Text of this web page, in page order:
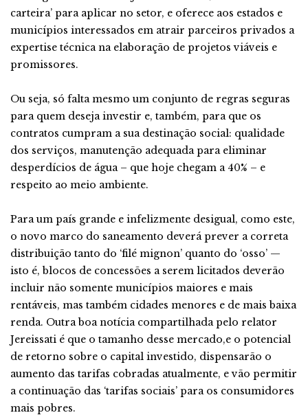
carteira’ para aplicar no setor, e oferece aos estados e
municípios interessados em atrair parceiros privados a
expertise técnica na elaboração de projetos viáveis e
promissores.
Ou seja, só falta mesmo um conjunto de regras seguras
para quem deseja investir e, também, para que os
contratos cumpram a sua destinação social: qualidade
dos serviços, manutenção adequada para eliminar
desperdícios de água – que hoje chegam a 40% – e
respeito ao meio ambiente.
Para um país grande e infelizmente desigual, como este,
o novo marco do saneamento deverá prever a correta
distribuição tanto do ‘filé mignon’ quanto do ‘osso’ —
isto é, blocos de concessões a serem licitados deverão
incluir não somente municípios maiores e mais
rentáveis, mas também cidades menores e de mais baixa
renda. Outra boa notícia compartilhada pelo relator
Jereissati é que o tamanho desse mercado,e o potencial
de retorno sobre o capital investido, dispensarão o
aumento das tarifas cobradas atualmente, e vão permitir
a continuação das ‘tarifas sociais’ para os consumidores
mais pobres.